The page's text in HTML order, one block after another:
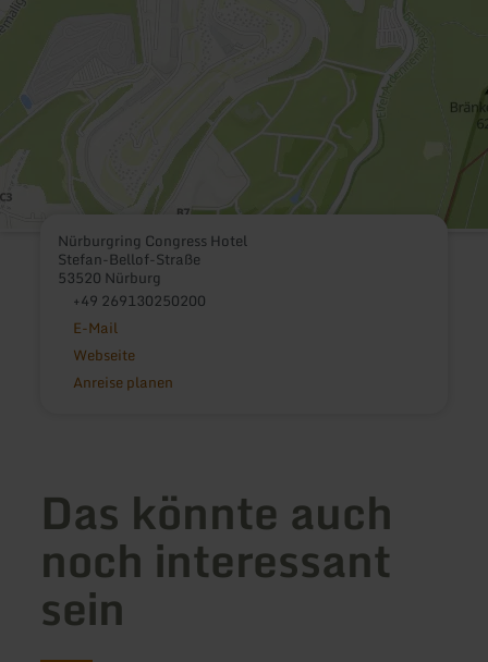
Nürburgring Congress Hotel
Stefan-Bellof-Straße
53520 Nürburg
+49 269130250200
E-Mail
Webseite
Anreise planen
Das könnte auch
noch interessant
sein